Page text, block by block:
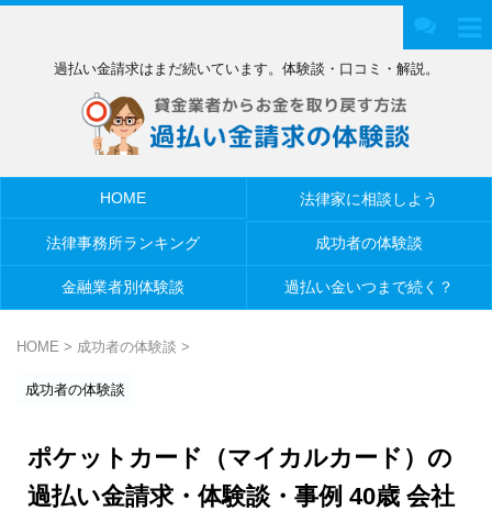
過払い金請求はまだ続いています。体験談・口コミ・解説。
HOME 法律家に相談しよう
法律事務所ランキング 成功者の体験談
金融業者別体験談 過払い金いつまで続く？
HOME > 成功者の体験談 >
成功者の体験談
ポケットカード（マイカルカード）の
過払い金請求・体験談・事例 40歳 会社